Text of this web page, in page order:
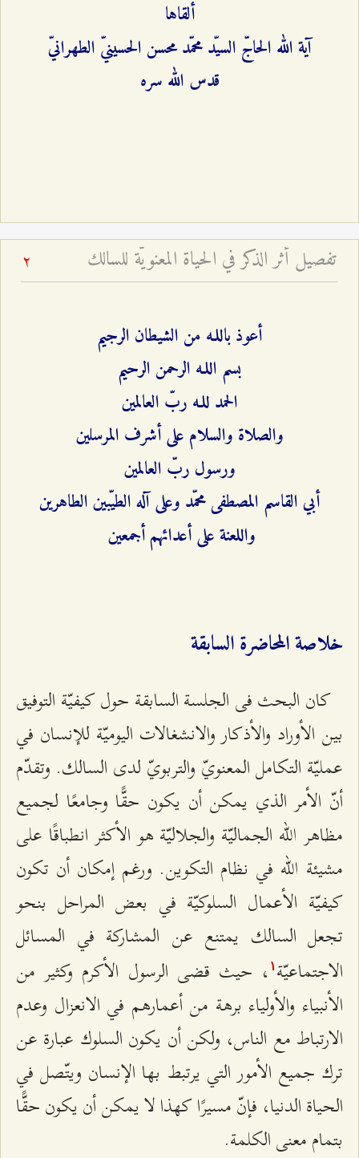
ألقاها
آية الله الحاجّ السيّد محمّد محسن الحسينيّ الطهرانيّ
قدس الله سره
تفصيل أثر الذكر في الحياة المعنويّة للسالك 2
أعوذ باللـه من الشيطان الرجيم
بسم اللـه الرحمن الرحيم
الحمد للـه ربّ العالمين
والصلاة والسلام على أشرف المرسلين
ورسول ربّ العالمين
أبي القاسم المصطفى محمّد وعلى آله الطيّبين الطاهرين
واللعنة على أعدائهم أجمعين
خلاصة المحاضرة السابقة
کان البحث فی الجلسة السابقة حول كيفيّة التوفيق
بين الأوراد والأذكار والانشغالات اليوميّة للإنسان في
عمليّة التكامل المعنويّ والتربويّ لدى السالك. وتقدّم
أنّ الأمر الذي يمكن أن يكون حقًّا وجامعًا لجميع
مظاهر الله الجماليّة والجلاليّة هو الأكثر انطباقًا على
مشيئة الله في نظام التكوين. ورغم إمكان أن تكون
كيفيّة الأعمال السلوكيّة في بعض المراحل بنحو
تجعل السالك يمتنع عن المشاركة في المسائل
الاجتماعيّة ۱ ، حيث قضى الرسول الأكرم وكثير من
الأنبياء والأولياء برهة من أعمارهم في الانعزال وعدم
الارتباط مع الناس، ولكن أن يكون السلوك عبارة عن
ترك جميع الأمور التي يرتبط بها الإنسان ويتّصل في
الحياة الدنيا، فإنّ مسيرًا كهذا لا يمكن أن يكون حقًّا
بتمام معنى الكلمة.